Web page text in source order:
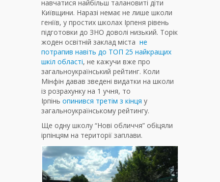
навчатися найбільш талановиті діти
Київщини. Наразі немає не лише школи
геніїв, у простих школах Ірпеня рівень
підготовки до ЗНО доволі низький. Торік
жоден освітній заклад міста не
потрапив навіть до ТОП 25 найкращих
шкіл області, не кажучи вже про
загальноукраїнський рейтинг. Коли
Мінфін давав зведені видатки на школи
із розрахунку на 1 учня, то
Ірпінь опинився третім з кінця у
загальноукраїнському рейтингу.
Ще одну школу “Нові обличчя” обіцяли
ірпінцям на території заплави.